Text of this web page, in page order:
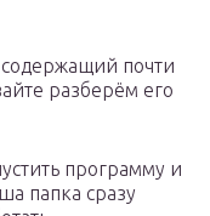
почти
разберём его
программу и
папка сразу